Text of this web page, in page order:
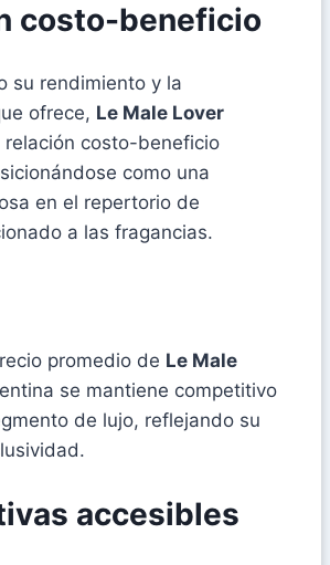
costo-beneficio
su rendimiento y la
ofrece, Le Male Lover
relación costo-beneficio
como una
en el repertorio de
a las fragancias.
promedio de Le Male
se mantiene competitivo
de lujo, reflejando su
accesibles